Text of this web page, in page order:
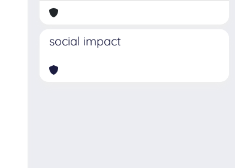
social impact